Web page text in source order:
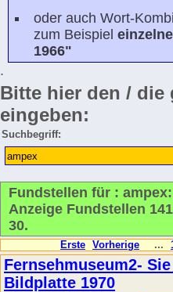
oder auch Wort-
zum Beispiel
1966"
.
Bitte hier den / die
eingeben:
Suchbegriff:
Fundstellen für :
Anzeige Fundstellen
30.
Erste Vorherige ...
Fernsehmuseum2-
Bildplatte 1970